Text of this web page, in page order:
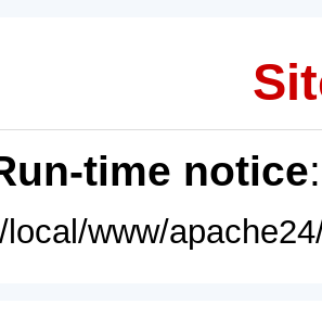
time notice
www/